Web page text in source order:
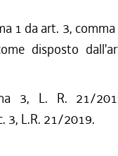
1 da art. 3,
disposto
3, L. R. 21/
3, L.R. 21/2019.